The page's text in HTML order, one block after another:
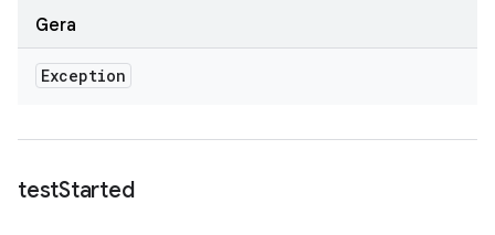
Gera
Exception
testStarted